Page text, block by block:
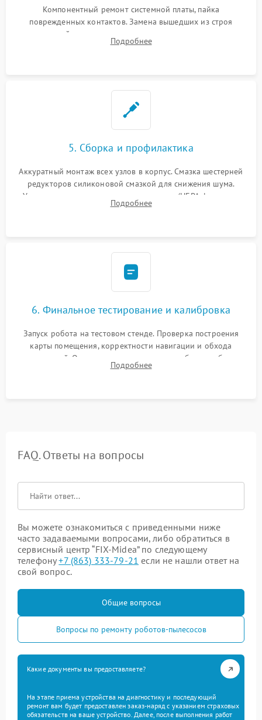
Компонентный ремонт системной платы, пайка
поврежденных контактов. Замена вышедших из строя
двигателей, изношенного аккумулятора, неисправного
лидара или помпы подачи воды. Восстановление шлейфов и
Подробнее
5. Сборка и профилактика
Аккуратный монтаж всех узлов в корпус. Смазка шестерней
редукторов силиконовой смазкой для снижения шума.
Установка новых расходных материалов (HEPA-фильтров,
микрофибры, щеток). Надежная фиксация разъемов и
Подробнее
6. Финальное тестирование и калибровка
Запуск робота на тестовом стенде. Проверка построения
карты помещения, корректности навигации и обхода
препятствий. Оценка силы всасывания и работы турбины.
Тестирование автоматического возврата на док-станцию и
Подробнее
FAQ. Ответы на вопросы
Вы можете ознакомиться с приведенными ниже
часто задаваемыми вопросами, либо обратиться в
сервисный центр “FIX-Midea” по следующему
телефону+7 (863) 333-79-21 если не нашли ответ на
свой вопрос.
Общие вопросы
Вопросы по ремонту роботов-пылесосов
Какие документы вы предоставляете?
На этапе приема устройства на диагностику и последующий
ремонт вам будет предоставлен заказ-наряд с указанием страховых
обязательств на ваше устройство. Далее, после выполнения работ